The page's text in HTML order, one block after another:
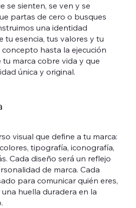
se sienten, se ven y se
partas de cero o busques
una identidad
tu esencia, tus valores y tu
hasta la ejecución
tu marca cobre vida y que
única y original.
visual que define a tu marca:
tipografía, iconografía,
Cada diseño será un reflejo
de marca. Cada
para comunicar quién eres,
huella duradera en la